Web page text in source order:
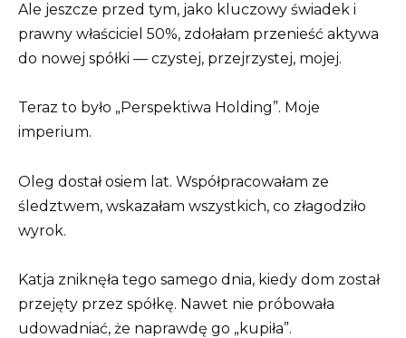
Ale jeszcze przed tym, jako kluczowy świadek i
prawny właściciel 50%, zdołałam przenieść aktywa
do nowej spółki — czystej, przejrzystej, mojej.
Teraz to było „Perspektiwa Holding”. Moje
imperium.
Oleg dostał osiem lat. Współpracowałam ze
śledztwem, wskazałam wszystkich, co złagodziło
wyrok.
Katja zniknęła tego samego dnia, kiedy dom został
przejęty przez spółkę. Nawet nie próbowała
udowadniać, że naprawdę go „kupiła”.